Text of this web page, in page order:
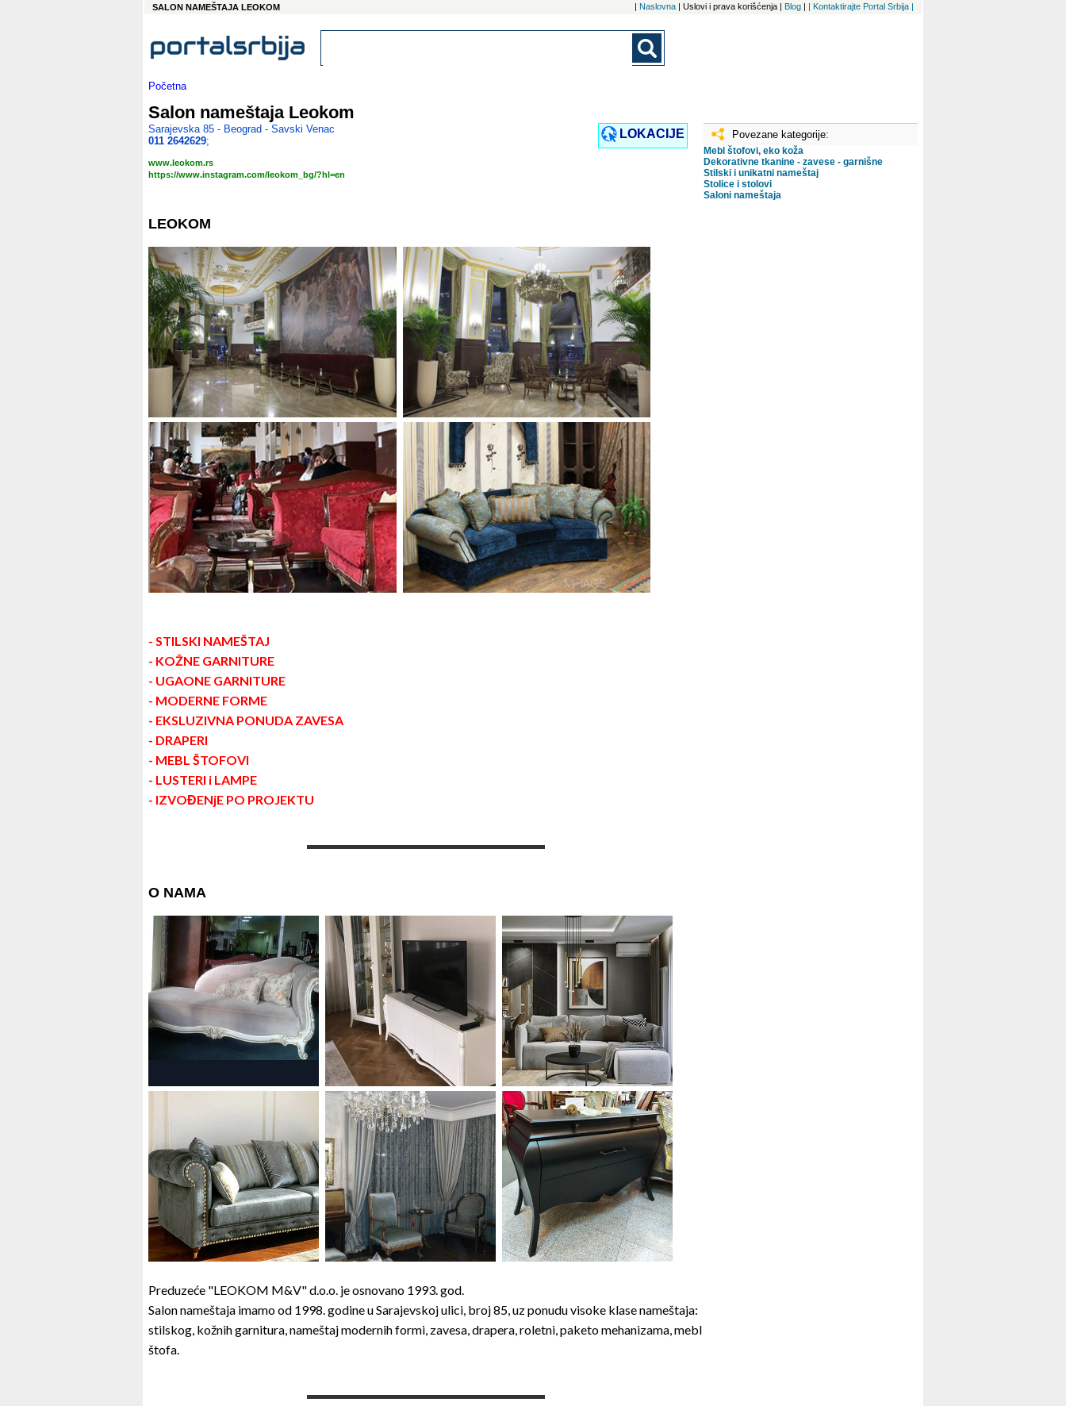
SALON NAMEŠTAJA LEOKOM | Naslovna | Uslovi i prava korišćenja | Blog | | Kontaktirajte Portal Srbija |
Početna
Salon nameštaja Leokom
LEOKOM
- STILSKI NAMEŠTAJ
- KOŽNE GARNITURE
- UGAONE GARNITURE
- MODERNE FORME
- EKSLUZIVNA PONUDA ZAVESA
- DRAPERI
- MEBL ŠTOFOVI
- LUSTERI i LAMPE
- IZVOĐENjE PO PROJEKTU
O NAMA
Preduzeće "LEOKOM M&V" d.o.o. je osnovano 1993. god.
Salon nameštaja imamo od 1998. godine u Sarajevskoj ulici, broj 85, uz ponudu visoke klase nameštaja:
stilskog, kožnih garnitura, nameštaj modernih formi, zavesa, drapera, roletni, paketo mehanizama, mebl
štofa.
Sarajevska 85 - Beograd - Savski Venac
011 2642629;
LOKACIJE
www.leokom.rs
https://www.instagram.com/leokom_bg/?hl=en
Povezane kategorije:
Mebl štofovi, eko koža
Dekorativne tkanine - zavese - garnišne
Stilski i unikatni nameštaj
Stolice i stolovi
Saloni nameštaja